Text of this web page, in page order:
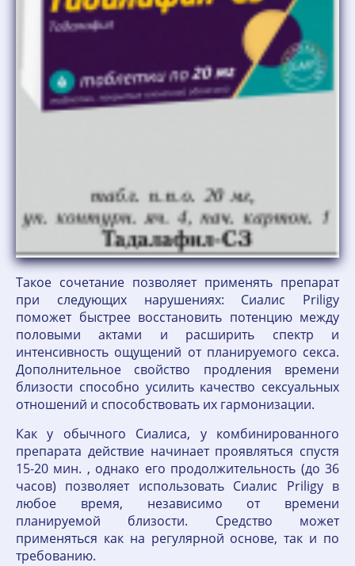
Такое сочетание позволяет применять препарат
при следующих нарушениях: Сиалис Priligy
поможет быстрее восстановить потенцию между
половыми актами и расширить спектр и
интенсивность ощущений от планируемого секса.
Дополнительное свойство продления времени
близости способно усилить качество сексуальных
отношений и способствовать их гармонизации.
Как у обычного Сиалиса, у комбинированного
препарата действие начинает проявляться спустя
15-20 мин. , однако его продолжительность (до 36
часов) позволяет использовать Сиалис Priligy в
любое время, независимо от времени
планируемой близости. Средство может
применяться как на регулярной основе, так и по
требованию.